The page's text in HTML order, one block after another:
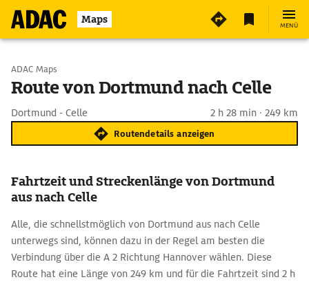
Maps MENÜ
Start wählen
ADAC Maps
Route von Dortmund nach Celle
Dortmund - Celle 2 h 28 min · 249 km
Routendetails anzeigen
Fahrtzeit und Streckenlänge von Dortmund
aus nach Celle
Alle, die schnellstmöglich von Dortmund aus nach Celle
unterwegs sind, können dazu in der Regel am besten die
Verbindung über die A 2 Richtung Hannover wählen. Diese
Route hat eine Länge von 249 km und für die Fahrtzeit sind 2 h